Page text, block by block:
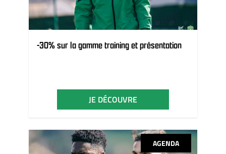
-30% sur la gamme training et présentation
JE DÉCOUVRE
AGENDA